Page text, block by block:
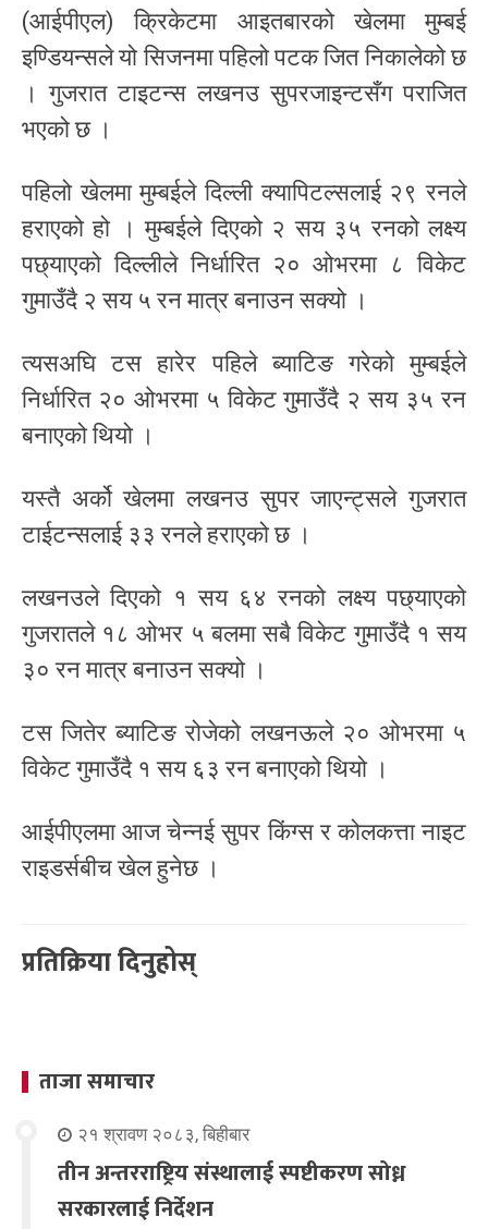
(आईपीएल) क्रिकेटमा आइतबारको खेलमा मुम्बई
इण्डियन्सले यो सिजनमा पहिलो पटक जित निकालेको छ
। गुजरात टाइटन्स लखनउ सुपरजाइन्टसँग पराजित
भएको छ ।
पहिलो खेलमा मुम्बईले दिल्ली क्यापिटल्सलाई २९ रनले
हराएको हो । मुम्बईले दिएको २ सय ३५ रनको लक्ष्य
पछ्याएको दिल्लीले निर्धारित २० ओभरमा ८ विकेट
गुमाउँदै २ सय ५ रन मात्र बनाउन सक्यो ।
त्यसअघि टस हारेर पहिले ब्याटिङ गरेको मुम्बईले
निर्धारित २० ओभरमा ५ विकेट गुमाउँदै २ सय ३५ रन
बनाएको थियो ।
यस्तै अर्को खेलमा लखनउ सुपर जाएन्ट्सले गुजरात
टाईटन्सलाई ३३ रनले हराएको छ ।
लखनउले दिएको १ सय ६४ रनको लक्ष्य पछ्याएको
गुजरातले १८ ओभर ५ बलमा सबै विकेट गुमाउँदै १ सय
३० रन मात्र बनाउन सक्यो ।
टस जितेर ब्याटिङ रोजेको लखनऊले २० ओभरमा ५
विकेट गुमाउँदै १ सय ६३ रन बनाएको थियो ।
आईपीएलमा आज चेन्नई सुपर किंग्स र कोलकत्ता नाइट
राइडर्सबीच खेल हुनेछ ।
प्रतिक्रिया दिनुहोस्
ताजा समाचार
२१ श्रावण २०८३, बिहीबार
तीन अन्तरराष्ट्रिय संस्थालाई स्पष्टीकरण सोध्न
सरकारलाई निर्देशन